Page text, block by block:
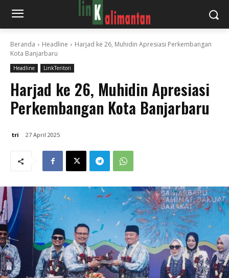
Beranda Headline
Harjad ke 26, Muhidin Apresiasi Perkembangan
Kota Banjarbaru
Headline LinkTeritori
Harjad ke 26, Muhidin Apresiasi
Perkembangan Kota Banjarbaru
tri 27 April 2025